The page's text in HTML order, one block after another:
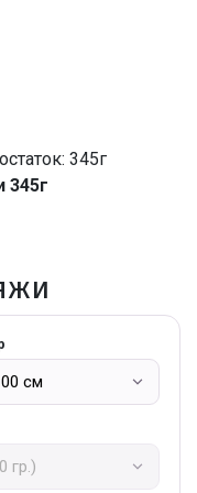
345г
345г